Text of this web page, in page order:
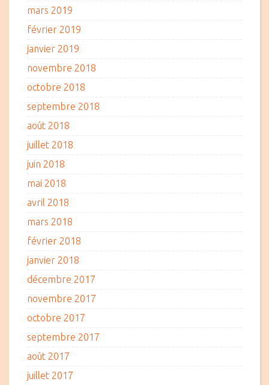
mars 2019
février 2019
janvier 2019
novembre 2018
octobre 2018
septembre 2018
août 2018
juillet 2018
juin 2018
mai 2018
avril 2018
mars 2018
février 2018
janvier 2018
décembre 2017
novembre 2017
octobre 2017
septembre 2017
août 2017
juillet 2017